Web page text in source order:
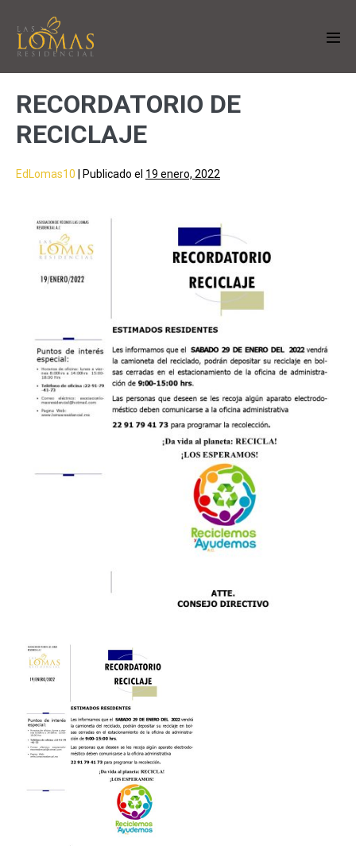
RECORDATORIO DE
RECICLAJE
EdLomas10 | Publicado el 19 enero, 2022